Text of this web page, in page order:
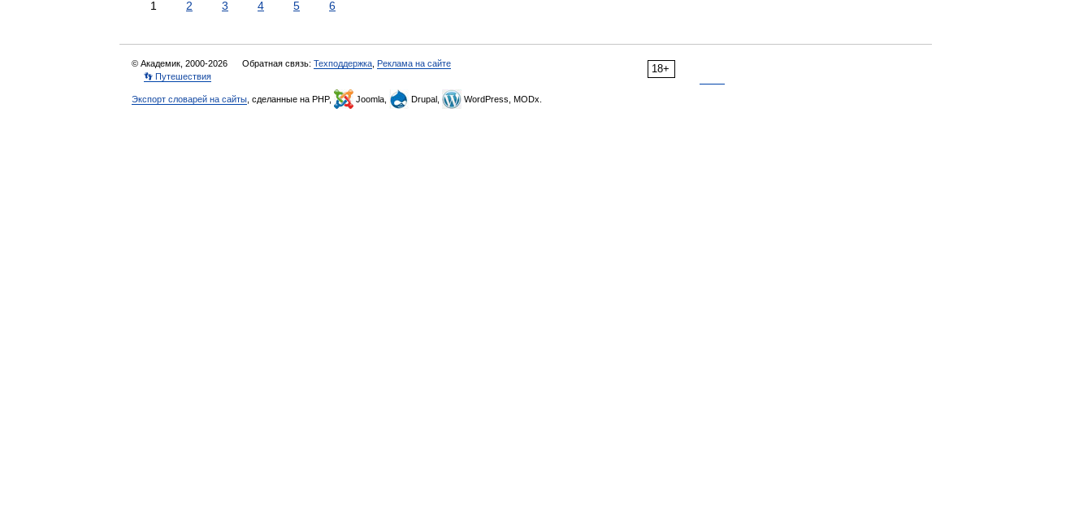
1 2 3 4 5 6
18+
© Академик, 2000-2026 Обратная связь: Техподдержка Реклама на сайте
👣 Путешествия
Экспорт словарей на сайты , сделанные на PHP, Joomla, Drupal, WordPress, MODx.